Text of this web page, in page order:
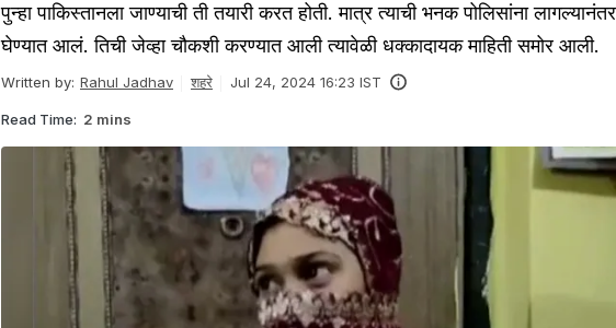
पुन्हा पाकिस्तानला जाण्याची ती तयारी करत होती. मात्र त्याची भनक पोलिसांना
घेण्यात आलं. तिची जेव्हा चौकशी करण्यात आली त्यावेळी धक्कादायक माहिती समोर आली.
Written by: Rahul Jadhav शहरे Jul 24, 2024 16:23 IST
Read Time: 2 mins